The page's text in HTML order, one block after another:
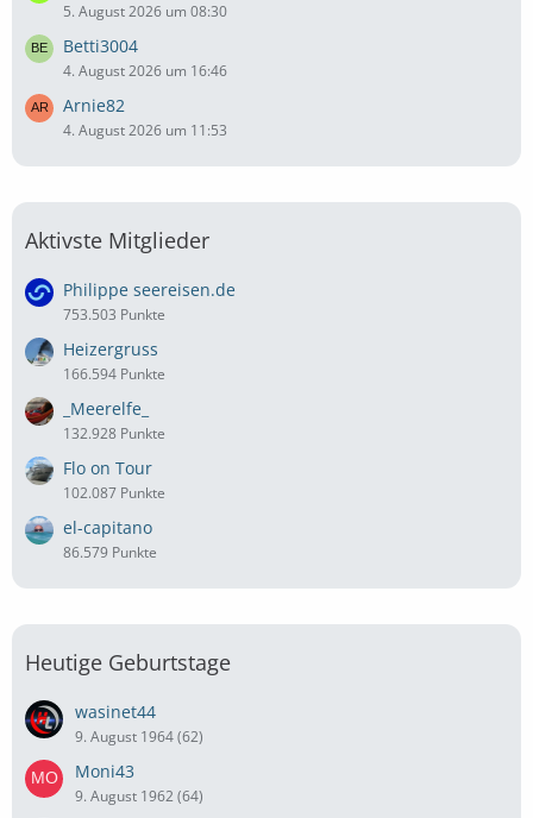
5. August 2026 um 08:30
Betti3004
4. August 2026 um 16:46
Arnie82
4. August 2026 um 11:53
Aktivste Mitglieder
Philippe seereisen.de
753.503 Punkte
Heizergruss
166.594 Punkte
_Meerelfe_
132.928 Punkte
Flo on Tour
102.087 Punkte
el-capitano
86.579 Punkte
Heutige Geburtstage
wasinet44
9. August 1964 (62)
Moni43
9. August 1962 (64)